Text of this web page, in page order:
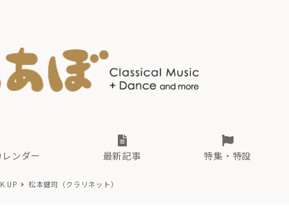
ンダー 最新記事 特集・特設
古楽とその先と
無料ライブ配信スケジュール
あ か さ
UP 松本健司（クラリネット）